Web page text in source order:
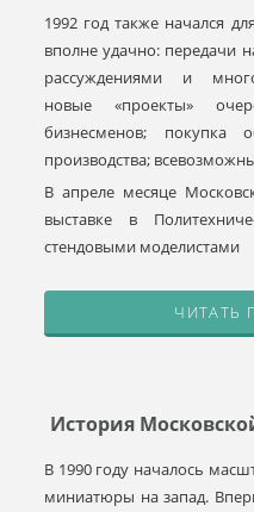
1992 год также начался
вполне удачно: передачи
рассуждениями и
новые «проекты»
бизнесменов; покупка
производства;
В апреле месяце
выставке в
стендовыми моделистами
ЧИТАТЬ
История
В 1990 году началось
миниатюры на запад.